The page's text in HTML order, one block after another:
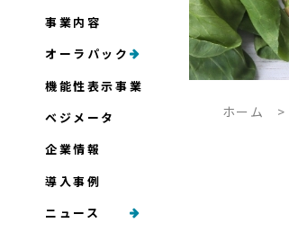
事業内容
オーラパック
機能性表示事業
ベジメータ
企業情報
導入事例
ニュース
ホーム >